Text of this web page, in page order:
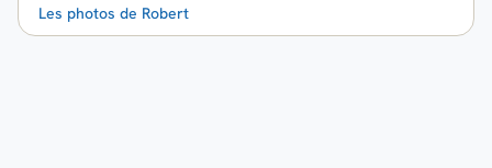
Les photos de Robert